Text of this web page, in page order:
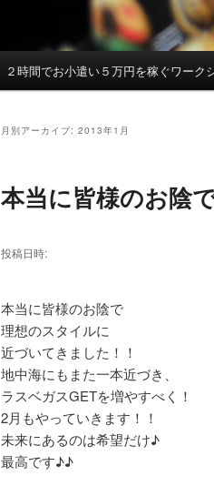
２時間でお小遣い５万円を稼ぐワーク
月別アーカイブ: 2013年1月
本当に皆様のお陰
投稿日時:
本当に皆様のお陰で
理想のスタイルに
近づいてきました！！
地中海にもまた一本近づき、
ラスベガスGETを増やすべく！
2月もやっていきます！！
未来にあるのは希望だけ♪
最高です♪♪